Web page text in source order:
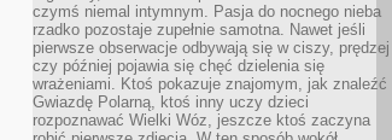
czymś niemal intymnym. Pasja do nocnego nieba
rzadko pozostaje zupełnie samotna. Nawet jeśli
pierwsze obserwacje odbywają się w ciszy, prędzej
czy później pojawia się chęć dzielenia się
wrażeniami. Ktoś pokazuje znajomym, jak znaleźć
Gwiazdę Polarną, ktoś inny uczy dzieci
rozpoznawać Wielki Wóz, jeszcze ktoś zaczyna